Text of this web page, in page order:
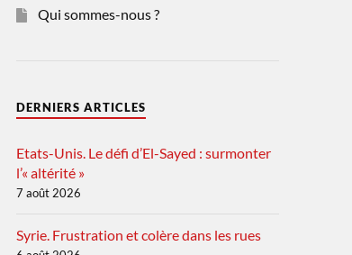
Qui sommes-nous ?
DERNIERS ARTICLES
Etats-Unis. Le défi d’El-Sayed : surmonter
l’« altérité »
7 août 2026
Syrie. Frustration et colère dans les rues